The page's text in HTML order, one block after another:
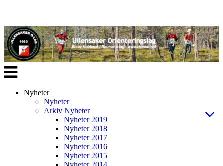
Veksle
navigasjon
Nyheter
Nyheter
Arkiv Nyheter
Nyheter 2019
Nyheter 2018
Nyheter 2017
Nyheter 2016
Nyheter 2015
Nyheter 2014